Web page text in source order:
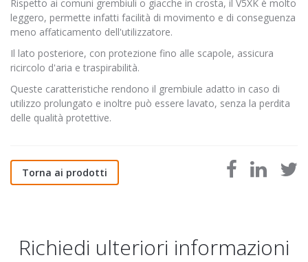
Rispetto ai comuni grembiuli o giacche in crosta, il V5XK è molto
leggero, permette infatti facilità di movimento e di conseguenza
meno affaticamento dell'utilizzatore.
Il lato posteriore, con protezione fino alle scapole, assicura
ricircolo d'aria e traspirabilità.
Queste caratteristiche rendono il grembiule adatto in caso di
utilizzo prolungato e inoltre può essere lavato, senza la perdita
delle qualità protettive.
Torna ai prodotti
Richiedi ulteriori informazioni